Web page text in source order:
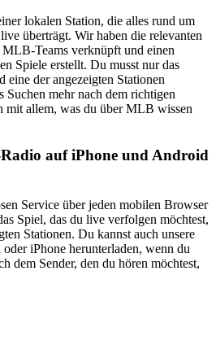
lokalen Station, die alles rund um
überträgt. Wir haben die relevanten
Teams verknüpft und einen
Spiele erstellt. Du musst nur das
eine der angezeigten Stationen
Suchen mehr nach dem richtigen
mit allem, was du über MLB wissen
auf iPhone und Android
Service über jeden mobilen Browser
Spiel, das du live verfolgen möchtest,
Stationen. Du kannst auch unsere
iPhone herunterladen, wenn du
dem Sender, den du hören möchtest,